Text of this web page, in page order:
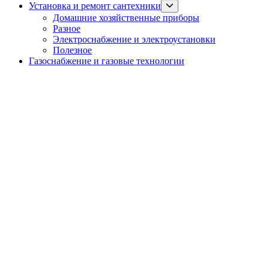
Установка и ремонт сантехники
sub
menu
Домашние хозяйственные приборы
Разное
Электроснабжение и электроустановки
Полезное
Газоснабжение и газовые технологии